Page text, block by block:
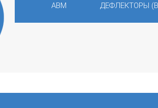
ABM ДЕФЛЕКТОРЫ